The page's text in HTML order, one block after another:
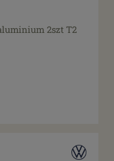
2szt T2